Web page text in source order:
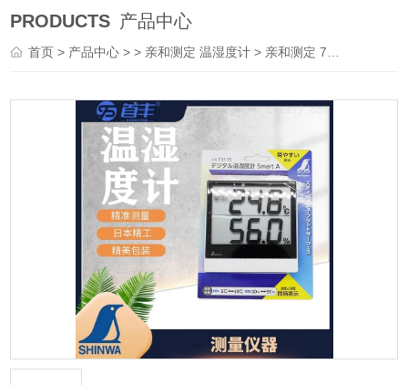
PRODUCTS 产品中心
首页> 产品中心 > > 亲和测定 温湿度计 > 亲和测定 73116 温湿度计